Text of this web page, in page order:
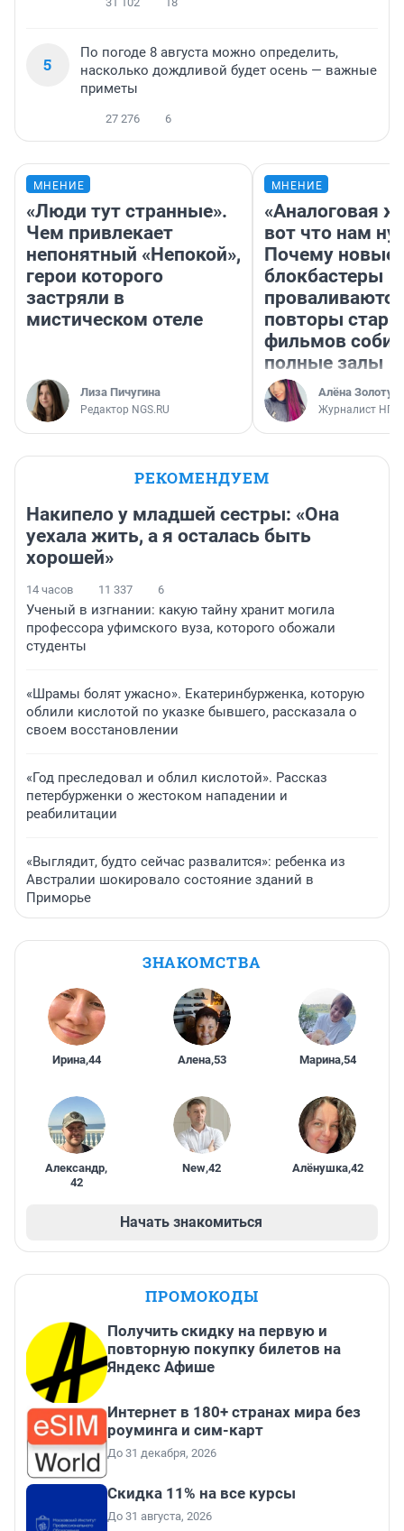
5
По погоде 8 августа можно определить,
насколько дождливой будет осень — важные
приметы
27 276 6
МНЕНИЕ
«Люди тут странные».
Чем привлекает
непонятный «Непокой»,
герои которого
застряли в
мистическом отеле
Лиза Пичугина
Редактор NGS.RU
МНЕНИЕ
«Аналоговая
вот что нам
Почему новые
блокбастеры
повторы
фильмов
полные залы
Алёна
Журналист НГС
РЕКОМЕНДУЕМ
Накипело у младшей сестры: «Она
уехала жить, а я осталась быть
хорошей»
14 часов 11 337 6
Ученый в изгнании: какую тайну хранит могила
профессора уфимского вуза, которого обожали
студенты
«Шрамы болят ужасно». Екатеринбурженка, которую
облили кислотой по указке бывшего, рассказала о
своем восстановлении
«Год преследовал и облил кислотой». Рассказ
петербурженки о жестоком нападении и
реабилитации
«Выглядит, будто сейчас развалится»: ребенка из
Австралии шокировало состояние зданий в
Приморье
ЗНАКОМСТВА
Ирина,44 Алена,53 Марина,54
Александр,
42
New,42 Алёнушка,42
Начать знакомиться
ПРОМОКОДЫ
Получить скидку на первую и
повторную покупку билетов на
Яндекс Афише
Интернет в 180+ странах мира без
роуминга и сим-карт
До 31 декабря, 2026
Скидка 11% на все курсы
До 31 августа, 2026